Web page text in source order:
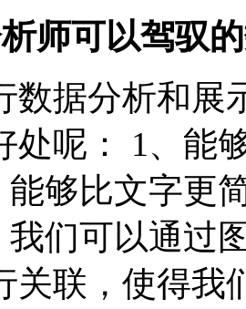
师可以驾驭
数据分析和展
处呢： 1、能
能够比文字更
我们可以通过
关联，使得我